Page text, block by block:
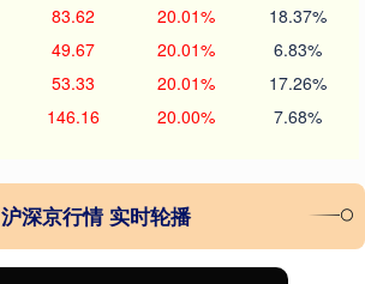
83.62 20.01% 18.37%
49.67 20.01% 6.83%
53.33 20.01% 17.26%
146.16 20.00% 7.68%
沪深京行情 实时轮播